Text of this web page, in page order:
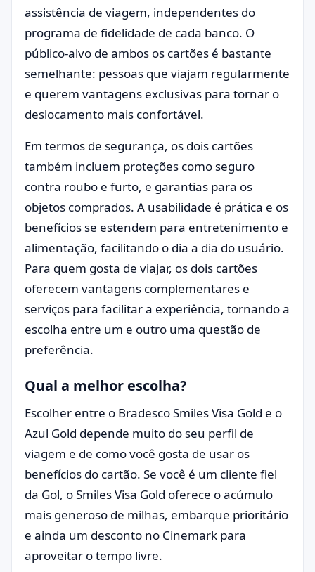
assistência de viagem, independentes do
programa de fidelidade de cada banco. O
público-alvo de ambos os cartões é bastante
semelhante: pessoas que viajam regularmente
e querem vantagens exclusivas para tornar o
deslocamento mais confortável.
Em termos de segurança, os dois cartões
também incluem proteções como seguro
contra roubo e furto, e garantias para os
objetos comprados. A usabilidade é prática e os
benefícios se estendem para entretenimento e
alimentação, facilitando o dia a dia do usuário.
Para quem gosta de viajar, os dois cartões
oferecem vantagens complementares e
serviços para facilitar a experiência, tornando a
escolha entre um e outro uma questão de
preferência.
Qual a melhor escolha?
Escolher entre o Bradesco Smiles Visa Gold e o
Azul Gold depende muito do seu perfil de
viagem e de como você gosta de usar os
benefícios do cartão. Se você é um cliente fiel
da Gol, o Smiles Visa Gold oferece o acúmulo
mais generoso de milhas, embarque prioritário
e ainda um desconto no Cinemark para
aproveitar o tempo livre.